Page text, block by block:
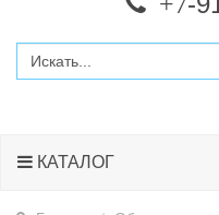
КАТАЛОГ